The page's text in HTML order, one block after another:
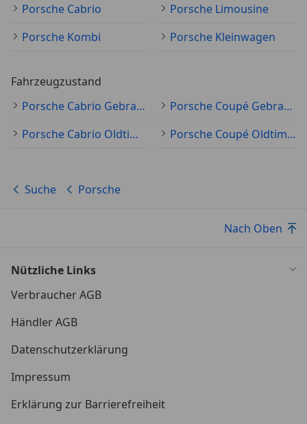
Porsche Cabrio
Porsche Limousine
Porsche Kombi
Porsche Kleinwagen
Fahrzeugzustand
Porsche Cabrio Gebraucht
Porsche Coupé Gebraucht
Porsche Cabrio Oldtimer
Porsche Coupé Oldtimer
Suche Porsche
Nach Oben
Nützliche Links
Verbraucher AGB
Händler AGB
Datenschutzerklärung
Impressum
Erklärung zur Barrierefreiheit